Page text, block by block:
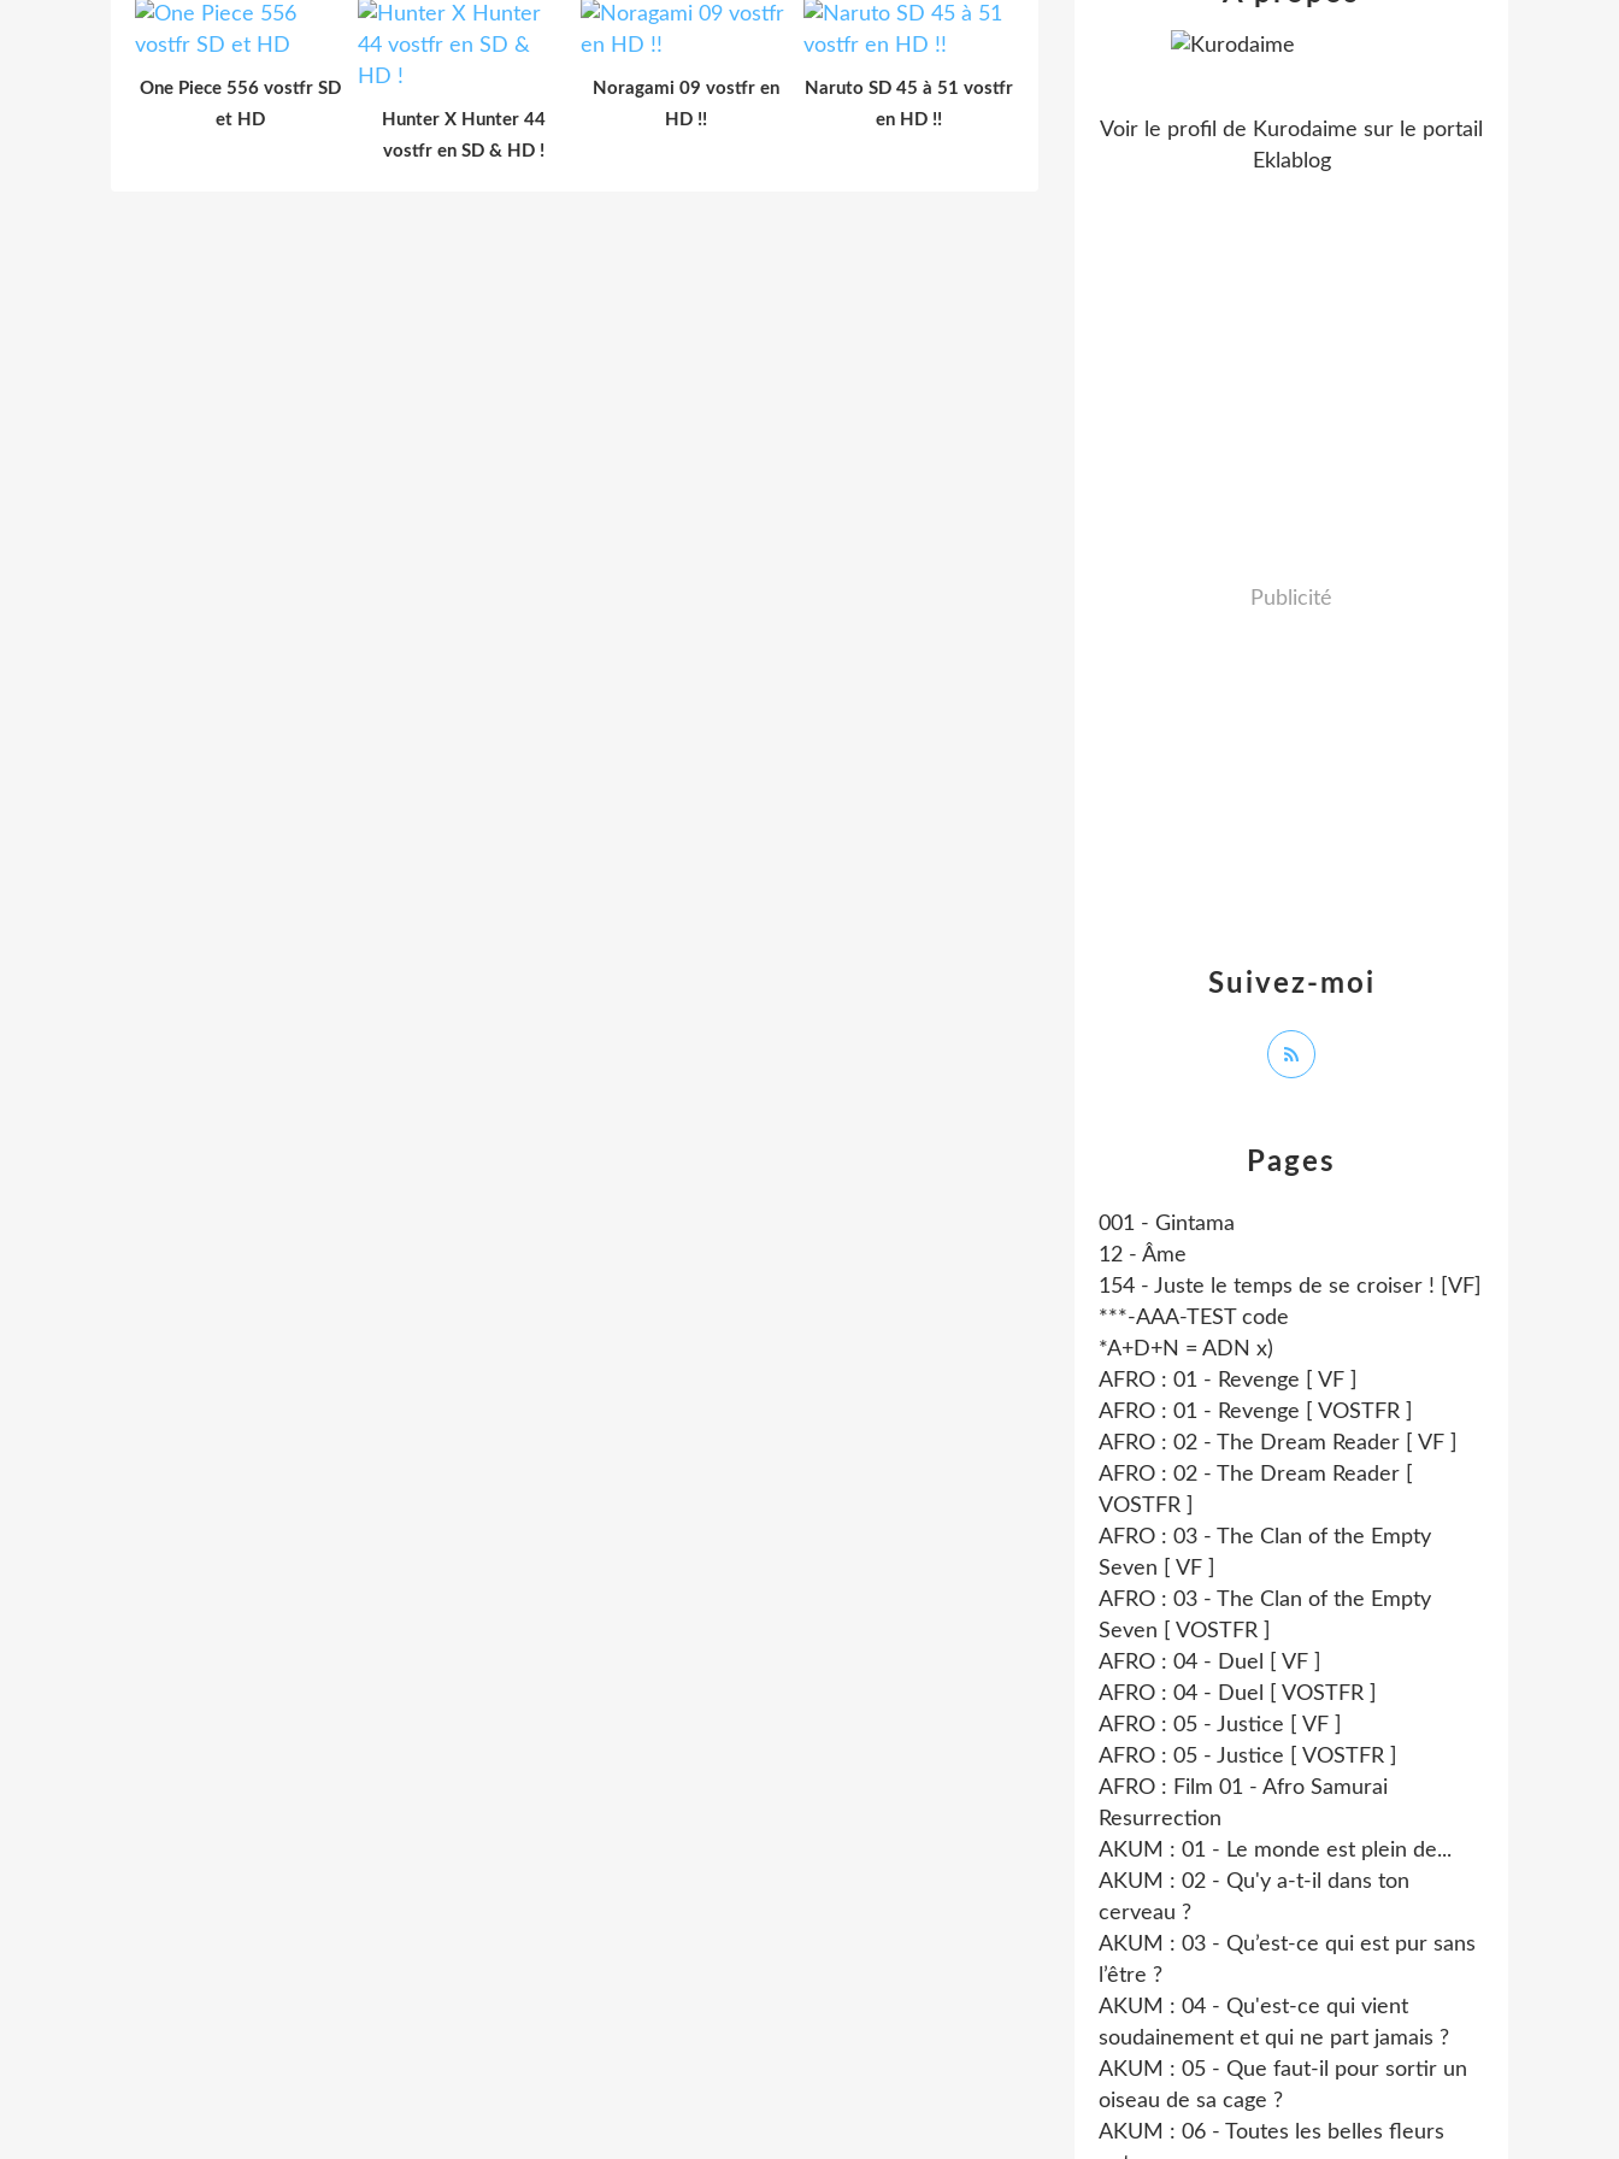
One Piece 556 vostfr SD
et HD
Hunter X Hunter 44
vostfr en SD & HD !
Noragami 09 vostfr en
HD !!
Naruto SD 45 à 51 vostfr
en HD !!
Pages
001 - Gintama
12 - Âme
154 - Juste le temps de se croiser ! [VF]
***-AAA-TEST code
*A+D+N = ADN x)
AFRO : 01 - Revenge [ VF ]
AFRO : 01 - Revenge [ VOSTFR ]
AFRO : 02 - The Dream Reader [ VF ]
AFRO : 02 - The Dream Reader [
VOSTFR ]
AFRO : 03 - The Clan of the Empty
Seven [ VF ]
AFRO : 03 - The Clan of the Empty
Seven [ VOSTFR ]
AFRO : 04 - Duel [ VF ]
AFRO : 04 - Duel [ VOSTFR ]
AFRO : 05 - Justice [ VF ]
AFRO : 05 - Justice [ VOSTFR ]
AFRO : Film 01 - Afro Samurai
Resurrection
AKUM : 01 - Le monde est plein de...
AKUM : 02 - Qu'y a-t-il dans ton
cerveau ?
AKUM : 03 - Qu’est-ce qui est pur sans
l’être ?
AKUM : 04 - Qu'est-ce qui vient
soudainement et qui ne part jamais ?
AKUM : 05 - Que faut-il pour sortir un
oiseau de sa cage ?
AKUM : 06 - Toutes les belles fleurs
Suivez-moi
Voir le profil de Kurodaime sur le portail
Eklablog
Publicité